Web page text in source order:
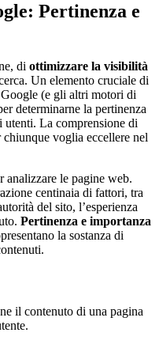
Pertinenza e
di ottimizzare la visibilità
Un elemento cruciale di
Google (e gli altri motori di
determinarne la pertinenza
utenti. La comprensione di
voglia eccellere nel
le pagine web.
centinaia di fattori, tra
del sito, l’esperienza
Pertinenza e importanza
la sostanza di
il contenuto di una pagina